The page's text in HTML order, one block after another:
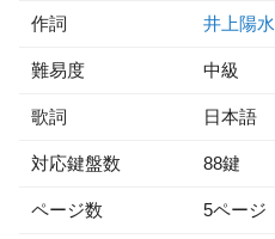
作詞 井上陽水
難易度 中級
歌詞 日本語
対応鍵盤数 88鍵
ページ数 5ページ